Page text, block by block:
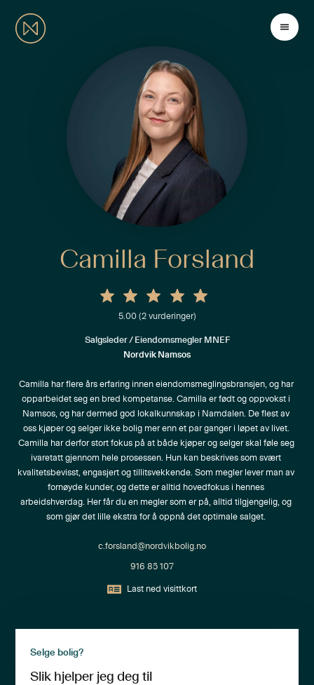
Camilla Forsland
5.00(2vurderinger)
Salgsleder / Eiendomsmegler MNEF
Nordvik Namsos
Camilla har flere års erfaring innen eiendomsmeglingsbransjen, og har
opparbeidet seg en bred kompetanse. Camilla er født og oppvokst i
Namsos, og har dermed god lokalkunnskap i Namdalen. De flest av
oss kjøper og selger ikke bolig mer enn et par ganger i løpet av livet.
Camilla har derfor stort fokus på at både kjøper og selger skal føle seg
ivaretatt gjennom hele prosessen. Hun kan beskrives som svært
kvalitetsbevisst, engasjert og tillitsvekkende. Som megler lever man av
fornøyde kunder, og dette er alltid hovedfokus i hennes
arbeidshverdag. Her får du en megler som er på, alltid tilgjengelig, og
som gjør det lille ekstra for å oppnå det optimale salget.
c.forsland@nordvikbolig.no
916 85 107
Last ned visittkort
Selge bolig?
Slik hjelper jeg deg til